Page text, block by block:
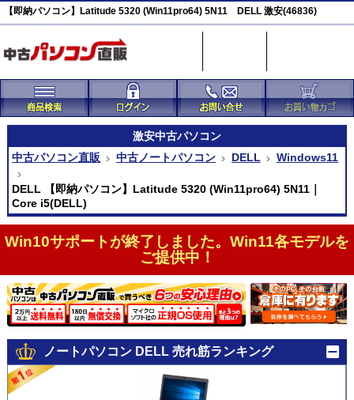
【即納パソコン】Latitude 5320 (Win11pro64) 5N11 DELL 激安(46836)
激安中古パソコン
中古パソコン直販
中古ノートパソコン DELL Windows11
DELL 【即納パソコン】Latitude 5320 (Win11pro64) 5N11｜
Core i5(DELL)
Win10サポートが終了しました。Win11各モデルを
ご提供中！
ノートパソコン DELL 売れ筋ランキング